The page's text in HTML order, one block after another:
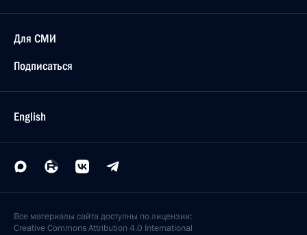
Для СМИ
Подписаться
English
Все материалы сайта доступны по лицензии:
Creative Commons Attribution 4.0 International